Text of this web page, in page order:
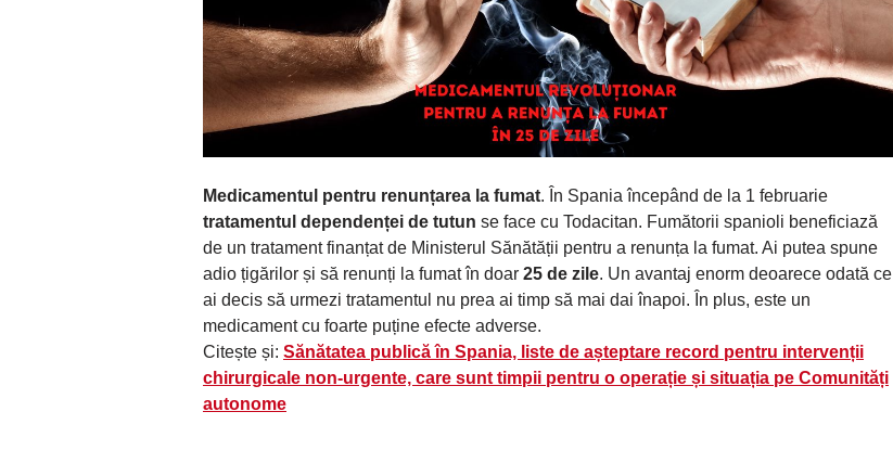
Medicamentul pentru renunțarea la fumat. În Spania începând de la 1 februarie
tratamentul dependenței de tutun se face cu Todacitan. Fumătorii spanioli beneficiază
de un tratament finanțat de Ministerul Sănătății pentru a renunța la fumat. Ai putea spune
adio țigărilor și să renunți la fumat în doar 25 de zile. Un avantaj enorm deoarece odată ce
ai decis să urmezi tratamentul nu prea ai timp să mai dai înapoi. În plus, este un
medicament cu foarte puține efecte adverse.
Citește și: Sănătatea publică în Spania, liste de așteptare record pentru intervenții
chirurgicale non-urgente, care sunt timpii pentru o operație și situația pe Comunități
autonome